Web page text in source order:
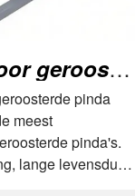
Pinda's schilfermachine voor geroosterde pinda's
pinda
meest
pinda's.
lange levensduur